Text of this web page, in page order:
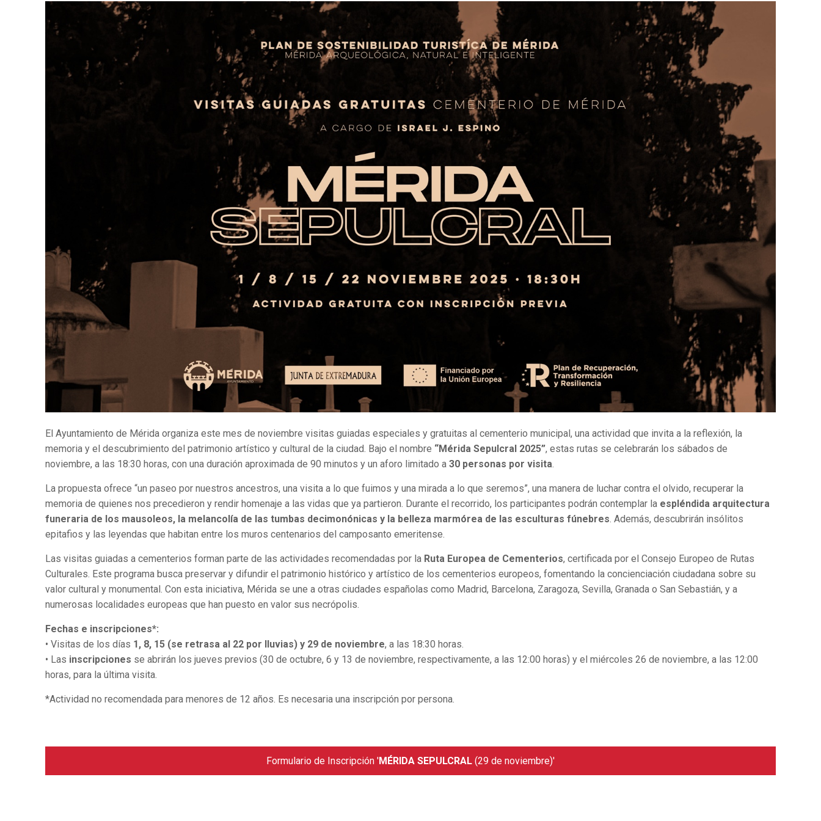
El Ayuntamiento de Mérida organiza este mes de noviembre visitas guiadas especiales y gratuitas al cementerio municipal, una actividad que invita a la reflexión, la
memoria y el descubrimiento del patrimonio artístico y cultural de la ciudad. Bajo el nombre “Mérida Sepulcral 2025”, estas rutas se celebrarán los sábados de
noviembre, a las 18:30 horas, con una duración aproximada de 90 minutos y un aforo limitado a30 personas por visita
La propuesta ofrece “un paseo por nuestros ancestros, una visita a lo que fuimos y una mirada a lo que seremos”, una manera de luchar contra el olvido, recuperar la
memoria de quienes nos precedieron y rendir homenaje a las vidas que ya partieron. Durante el recorrido, los participantes podrán contemplar la espléndida arquitectura
funeraria de los mausoleos, la melancolía de las tumbas decimonónicas y la belleza marmórea de las esculturas fúnebres . Además, descubrirán insólitos
epitafios y las leyendas que habitan entre los muros centenarios del camposanto emeritense.
Las visitas guiadas a cementerios forman parte de las actividades recomendadas por la Ruta Europea de Cementerios, certificada por el Consejo Europeo de Rutas
Culturales. Este programa busca preservar y difundir el patrimonio histórico y artístico de los cementerios europeos, fomentando la concienciación ciudadana sobre su
valor cultural y monumental. Con esta iniciativa, Mérida se une a otras ciudades españolas como Madrid, Barcelona, Zaragoza, Sevilla, Granada o San Sebastián, y a
numerosas localidades europeas que han puesto en valor sus necrópolis.
Fechas e inscripciones*:
• Visitas de los días 1, 8, 15 (se retrasa al 22 por lluvias) y 29 de noviembre, a las 18:30 horas.
• Las inscripciones se abrirán los jueves previos (30 de octubre, 6 y 13 de noviembre, respectivamente, a las 12:00 horas) y el miércoles 26 de noviembre, a las 12:00
horas, para la última visita.
*Actividad no recomendada para menores de 12 años. Es necesaria una inscripción por persona.
Formulario de Inscripción 'MÉRIDA SEPULCRAL(29 de noviembre)'